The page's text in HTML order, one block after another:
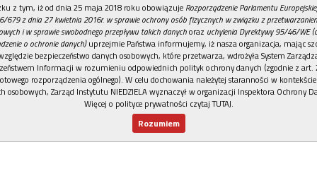
REKLAMA
z tym, iż od dnia 25 maja 2018 roku obowiązuje Rozporządzenie Parlamentu
679 z dnia 27 kwietnia 2016r. w sprawie ochrony osób fizycznych w związku z
i w sprawie swobodnego przepływu takich danychoraz uchylenia Dyrektywy 95/46/WE
o ochronie danych)uprzejmie Państwa informujemy, iż nasza organizacja, mając
bezpieczeństwo danych osobowych, które przetwarza, wdrożyła System
Informacji w rozumieniu odpowiednich polityk ochrony danych (zgodnie z art.
rozporządzenia ogólnego). W celu dochowania należytej staranności w
osobowych, Zarząd Instytutu NIEDZIELA wyznaczył w organizacji Inspektora Ochrony
Więcej o polityce prywatności czytaj TUTAJ.
Rozumiem